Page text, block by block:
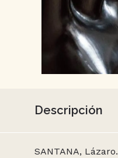
Descripción
SANTANA, Lázaro.